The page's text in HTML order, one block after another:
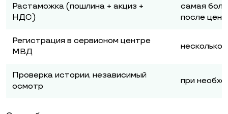
Растаможка (пошлина + акциз +
НДС)
самая
после цены
Регистрация в сервисном центре
МВД
несколько
Проверка истории, независимый
осмотр
при